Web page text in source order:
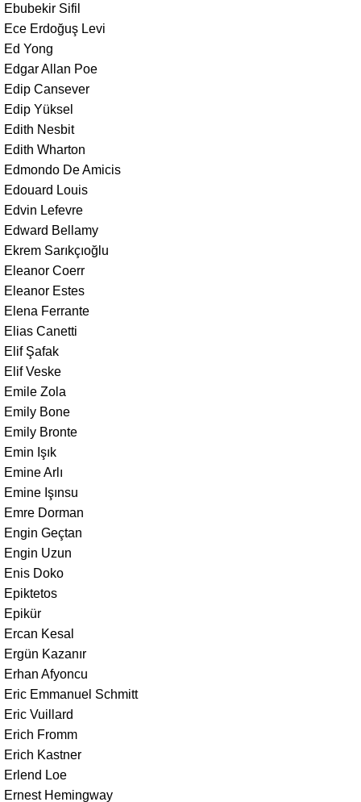
Ebubekir Sifil
Ece Erdoğuş Levi
Ed Yong
Edgar Allan Poe
Edip Cansever
Edip Yüksel
Edith Nesbit
Edith Wharton
Edmondo De Amicis
Edouard Louis
Edvin Lefevre
Edward Bellamy
Ekrem Sarıkçıoğlu
Eleanor Coerr
Eleanor Estes
Elena Ferrante
Elias Canetti
Elif Şafak
Elif Veske
Emile Zola
Emily Bone
Emily Bronte
Emin Işık
Emine Arlı
Emine Işınsu
Emre Dorman
Engin Geçtan
Engin Uzun
Enis Doko
Epiktetos
Epikür
Ercan Kesal
Ergün Kazanır
Erhan Afyoncu
Eric Emmanuel Schmitt
Eric Vuillard
Erich Fromm
Erich Kastner
Erlend Loe
Ernest Hemingway